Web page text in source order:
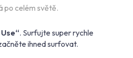
po celém světě.
. Surfujte super rychle
ihned surfovat.